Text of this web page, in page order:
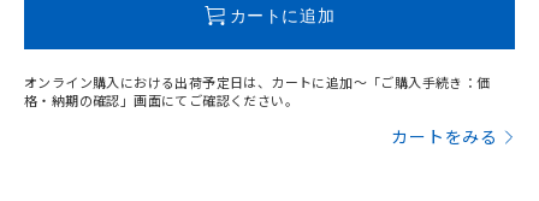
カートに追加
オンライン購入における出荷予定日は、カートに追加～「ご購入手続き：価
格・納期の確認」画面にてご確認ください。
カートをみる